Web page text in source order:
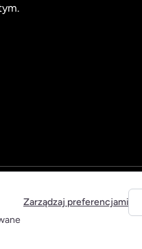
Zarządzaj preferencjami